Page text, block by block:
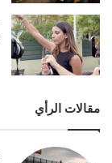
مقالات الرأي